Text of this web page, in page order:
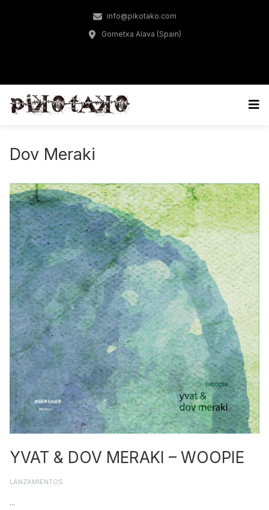
info@pikotako.com
Gometxa Alava (Spain)
Dov Meraki
LANZAMIENTOS
YVAT & DOV MERAKI – WOOPIE
...